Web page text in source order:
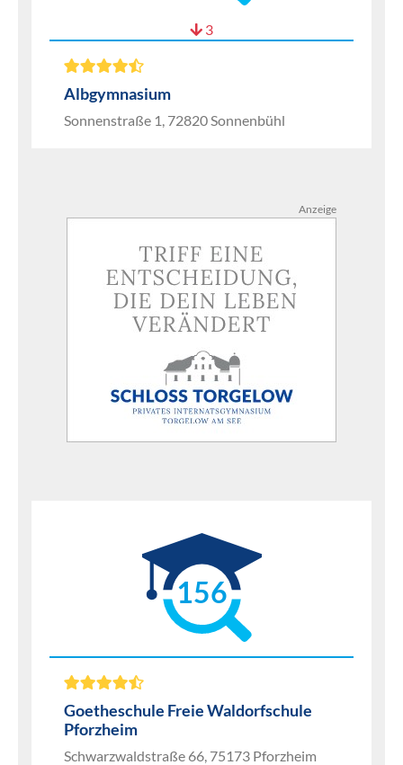
3
Albgymnasium
Sonnenstraße 1, 72820 Sonnenbühl
Anzeige
156
Goetheschule Freie Waldorfschule
Pforzheim
Schwarzwaldstraße 66, 75173 Pforzheim